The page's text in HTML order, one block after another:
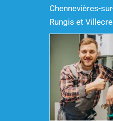
Chennevières-
Rungis et